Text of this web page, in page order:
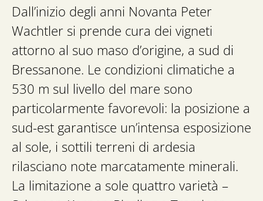
Dall’inizio degli anni Novanta Peter
Wachtler si prende cura dei vigneti
attorno al suo maso d’origine, a sud di
Bressanone. Le condizioni climatiche a
530 m sul livello del mare sono
particolarmente favorevoli: la posizione a
sud-est garantisce un’intensa esposizione
al sole, i sottili terreni di ardesia
rilasciano note marcatamente minerali.
La limitazione a sole quattro varietà –